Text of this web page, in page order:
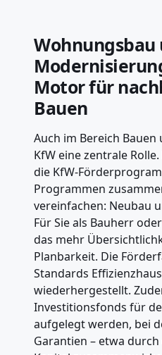
Wohnungsbau
Motor für
Bauen
Auch im Bereich
KfW eine zentrale
die KfW-
Programmen
vereinfachen: Neubau
Für Sie als Bauherr
das mehr
Planbarkeit. Die
Standards
wiederhergestellt.
Investitionsfonds für
aufgelegt werden, bei
Garantien – etwa